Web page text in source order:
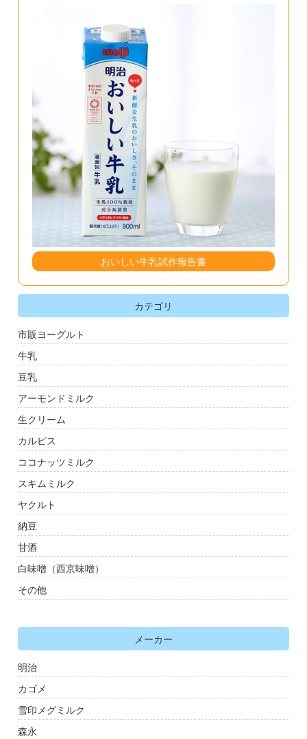
おいしい牛乳試作報告書
カテゴリ
市販ヨーグルト
牛乳
豆乳
アーモンドミルク
生クリーム
カルピス
ココナッツミルク
スキムミルク
ヤクルト
納豆
甘酒
白味噌（西京味噌）
その他
メーカー
明治
カゴメ
雪印メグミルク
森永